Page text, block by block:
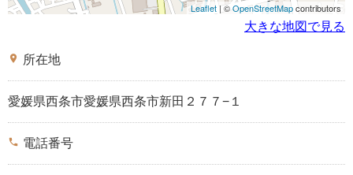
Leaflet | ©OpenStreetMapcontributors
大きな地図で見る
place 所在地
愛媛県西条市愛媛県西条市新田２７７−１
phone 電話番号